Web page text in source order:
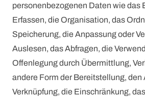
personenbezogenen Daten wie das
Erfassen, die Organisation, das
Speicherung, die Anpassung oder
Auslesen, das Abfragen, die
Offenlegung durch Übermittlung,
andere Form der Bereitstellung, den
Verknüpfung, die Einschränkung,